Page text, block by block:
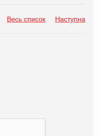
Весь список Наступна